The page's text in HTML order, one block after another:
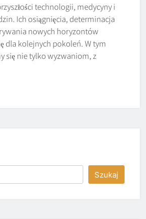
technologii, medycyny i
Ich osiągnięcia, determinacja
nowych horyzontów
dla kolejnych pokoleń. W tym
się nie tylko wyzwaniom, z
Szukaj